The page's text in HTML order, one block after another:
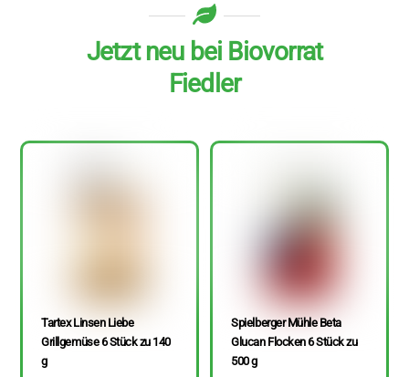
Jetzt neu bei Biovorrat
Fiedler
Tartex Linsen Liebe
Grillgemüse 6 Stück zu 140
g
Spielberger Mühle Beta
Glucan Flocken 6 Stück zu
500 g